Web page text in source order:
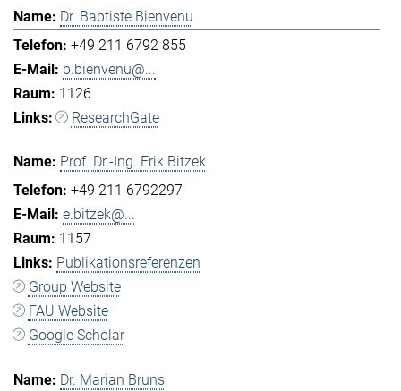
Dr. Baptiste Bienvenu
+49 211 6792 855
b.bienvenu@...
1126
ResearchGate
Prof. Dr.-Ing. Erik Bitzek
+49 211 6792297
e.bitzek@...
1157
Publikationsreferenzen
Group Website
FAU Website
Google Scholar
Dr. Marian Bruns